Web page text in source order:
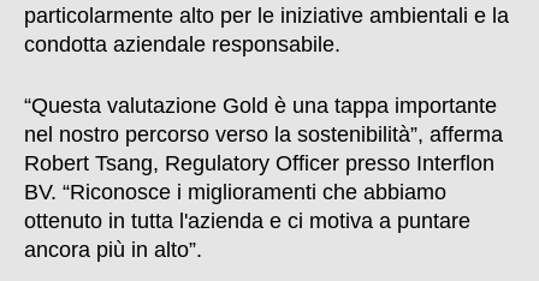
particolarmente alto per le iniziative ambientali e la
condotta aziendale responsabile.
“Questa valutazione Gold è una tappa importante
nel nostro percorso verso la sostenibilità”, afferma
Robert Tsang, Regulatory Officer presso Interflon
BV. “Riconosce i miglioramenti che abbiamo
ottenuto in tutta l'azienda e ci motiva a puntare
ancora più in alto”.